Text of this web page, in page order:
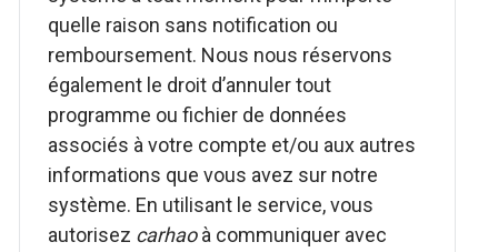
quelle raison sans notification ou
remboursement. Nous nous réservons
également le droit d’annuler tout
programme ou fichier de données
associés à votre compte et/ou aux autres
informations que vous avez sur notre
système. En utilisant le service, vous
autorisez carhaoà communiquer avec